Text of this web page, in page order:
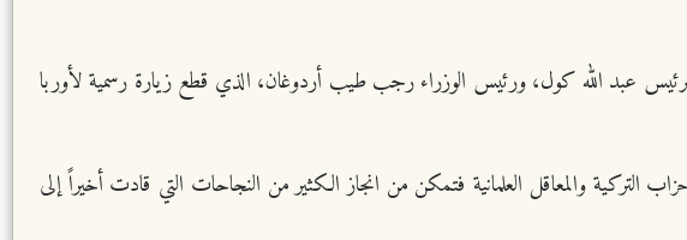
الرئيس عبد الله كول، ورئيس الوزراء رجب طيب أردوغان، الذي قطع زيارة رسمية لأوربا
التركية والمعاقل العلمانية فتمكن من انجاز الكثير من النجاحات التي قادت أخيراً إلى